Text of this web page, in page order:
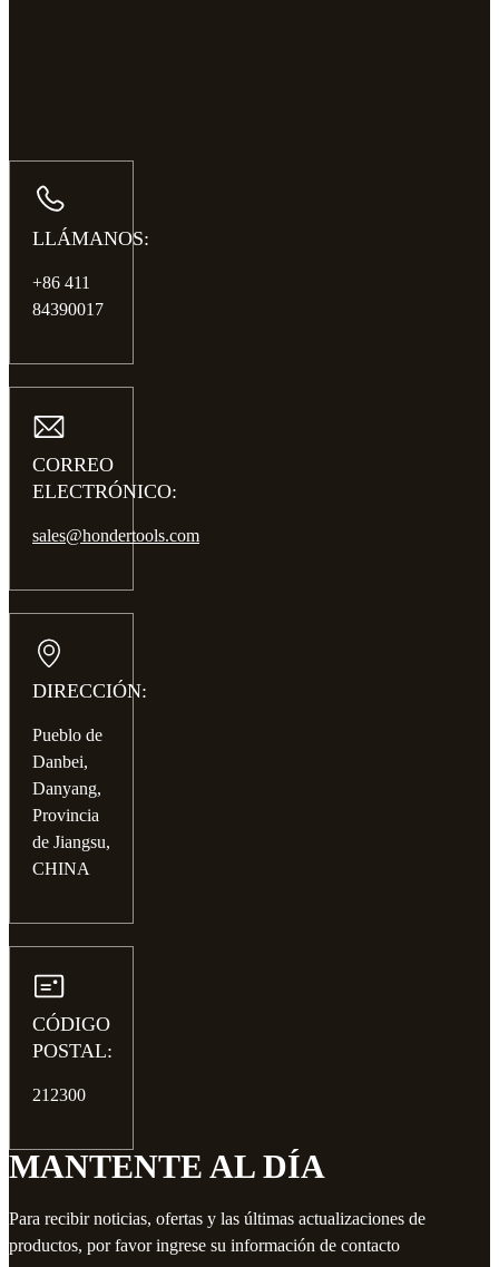
LLÁMANOS:
+86 411
84390017
CORREO
ELECTRÓNICO:
sales@hondertools.com
DIRECCIÓN:
Pueblo de
Danbei,
Danyang,
Provincia
de Jiangsu,
CHINA
CÓDIGO
POSTAL:
212300
MANTENTE AL DÍA
Para recibir noticias, ofertas y las últimas actualizaciones de
productos, por favor ingrese su información de contacto